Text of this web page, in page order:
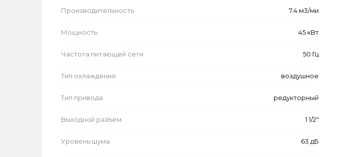
Производительность 7.4 м3/ми
Мощность 45 кВт
Частота питающей сети 50 Гц
Тип охлаждения воздушное
Тип привода редукторный
Выходной разъём 1 1/2"
Уровень шума 63 дБ